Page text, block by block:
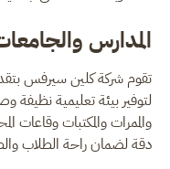
المدارس
تقوم شركة كلين سيرفس
لتوفير بيئة تعليمية
والممرات والمكتبات وقاعات
دقة لضمان راحة الطلاب